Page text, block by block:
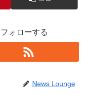
ォローする
News Lounge